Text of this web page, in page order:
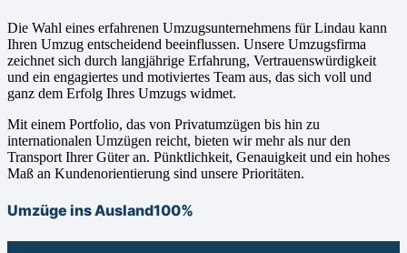
Die Wahl eines erfahrenen Umzugsunternehmens für Lindau kann
Ihren Umzug entscheidend beeinflussen. Unsere Umzugsfirma
zeichnet sich durch langjährige Erfahrung, Vertrauenswürdigkeit
und ein engagiertes und motiviertes Team aus, das sich voll und
ganz dem Erfolg Ihres Umzugs widmet.
Mit einem Portfolio, das von Privatumzügen bis hin zu
internationalen Umzügen reicht, bieten wir mehr als nur den
Transport Ihrer Güter an. Pünktlichkeit, Genauigkeit und ein hohes
Maß an Kundenorientierung sind unsere Prioritäten.
Umzüge ins Ausland100%